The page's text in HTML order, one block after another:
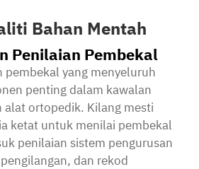
Bahan Mentah
Penilaian Pembekal
pembekal yang menyeluruh
penting dalam kawalan
alat ortopedik. Kilang mesti
ketat untuk menilai pembekal
penilaian sistem pengurusan
dan rekod